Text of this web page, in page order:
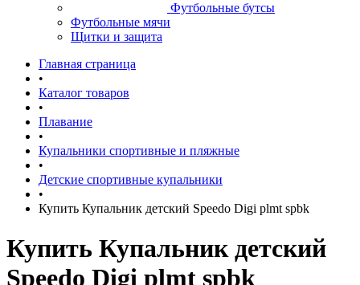
Футбольные бутсы
Футбольные мячи
Щитки и защита
Главная страница
•
Каталог товаров
•
Плавание
•
Купальники спортивные и пляжные
•
Детские спортивные купальники
•
Купить Купальник детский Speedo Digi plmt spbk
Купить Купальник детский
Speedo Digi plmt spbk